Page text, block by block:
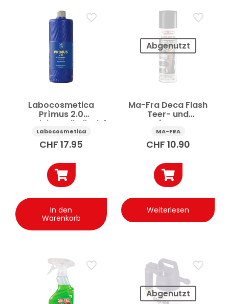
Labocosmetica
Prìmus 2.0
Vorreiniger alkalisch 1
l
Labocosmetica
CHF 17.95
In den
Warenkorb
Abgenutzt
Ma-Fra Deca Flash
Teer- und
Harzentferner Spray
250 ml
MA-FRA
CHF 10.90
Weiterlesen
Abgenutzt